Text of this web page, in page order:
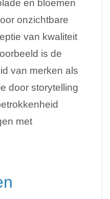
en bloemen
onzichtbare
van kwaliteit
is de
van merken als
door storytelling
met